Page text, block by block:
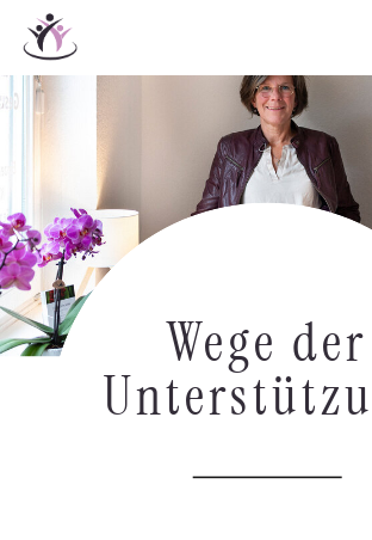
Wege der